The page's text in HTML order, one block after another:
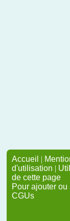
Accueil |
d'utilisation |
de cette page
Pour ajouter
CGUs